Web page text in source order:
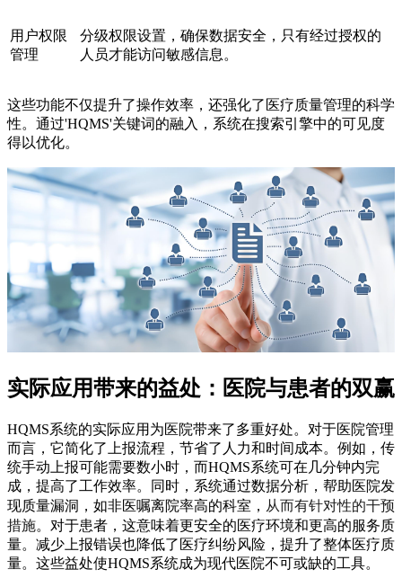
用户权限
管理
分级权限设置，确保数据安全，只有经过授权的
人员才能访问敏感信息。
这些功能不仅提升了操作效率，还强化了医疗质量管理的科学
性。通过'HQMS'关键词的融入，系统在搜索引擎中的可见度
得以优化。
实际应用带来的益处：医院与患者的双赢
HQMS系统的实际应用为医院带来了多重好处。对于医院管理
而言，它简化了上报流程，节省了人力和时间成本。例如，传
统手动上报可能需要数小时，而HQMS系统可在几分钟内完
成，提高了工作效率。同时，系统通过数据分析，帮助医院发
现质量漏洞，如非医嘱离院率高的科室， 从而有针对性的干预
措施。对于患者，这意味着更安全的医疗环境和更高的服务质
量。减少上报错误也降低了医疗纠纷风险，提升了整体医疗质
量。这些益处使HQMS系统成为现代医院不可或缺的工具。